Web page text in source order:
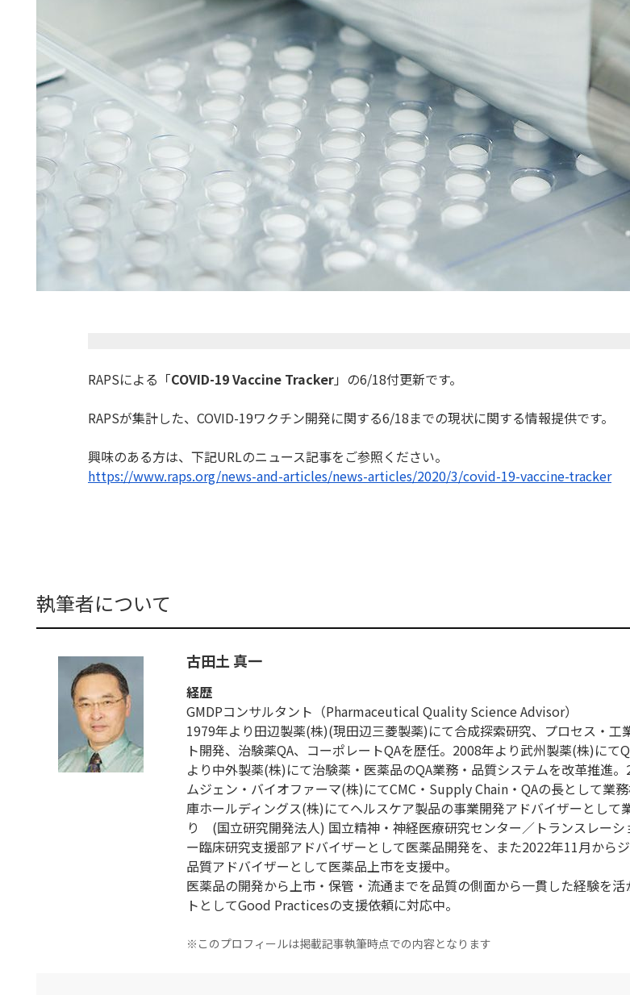
RAPSによる「COVID-19 Vaccine Tracker」の6/18付更新です。
RAPSが集計した、COVID-19ワクチン開発に関する6/18までの現状に関する情報提供です。
興味のある方は、下記URLのニュース記事をご参照ください。
https://www.raps.org/news-and-articles/news-articles/2020/3/covid-19-vaccine-tracker
執筆者について
古田土 真一
経歴
GMDPコンサルタント（Pharmaceutical Quality Science Advisor）
1979年より田辺製薬(株)(現田辺三菱製薬)にて合成探索研究、プロセス・工
ト開発、治験薬QA、コーポレートQAを歴任。2008年より武州製薬(株)にて
より中外製薬(株)にて治験薬・医薬品のQA業務・品質システムを改革推進
ムジェン・バイオファーマ(株)にてCMC・Supply Chain・QAの長として業
庫ホールディングス(株)にてヘルスケア製品の事業開発アドバイザーとして
り (国立研究開発法人) 国立精神・神経医療研究センター／トランスレーシ
ー臨床研究支援部アドバイザーとして医薬品開発を、また2022年11月から
品質アドバイザーとして医薬品上市を支援中。
医薬品の開発から上市・保管・流通までを品質の側面から一貫した経験を活
トとしてGood Practicesの支援依頼に対応中。
※このプロフィールは掲載記事執筆時点での内容となります